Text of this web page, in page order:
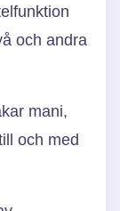
och andra
mani,
och med